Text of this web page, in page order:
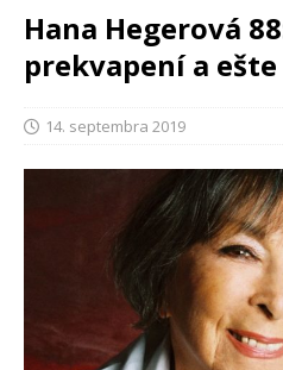
Hana Hegerová
prekvapení a
14. septembra 2019